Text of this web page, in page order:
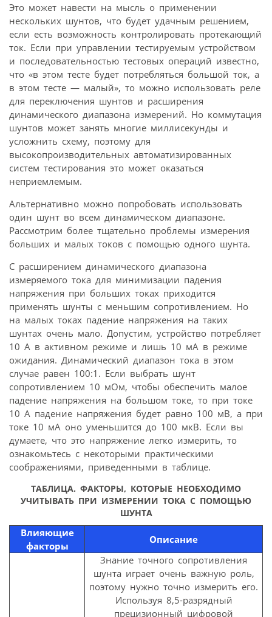
Это может навести на мысль о применении
нескольких шунтов, что будет удачным решением,
если есть возможность контролировать протекающий
ток. Если при управлении тестируемым устройством
и последовательностью тестовых операций известно,
что «в этом тесте будет потребляться большой ток, а
в этом тесте — малый», то можно использовать реле
для переключения шунтов и расширения
динамического диапазона измерений. Но коммутация
шунтов может занять многие миллисекунды и
усложнить схему, поэтому для
высокопроизводительных автоматизированных
систем тестирования это может оказаться
неприемлемым.
Альтернативно можно попробовать использовать
один шунт во всем динамическом диапазоне.
Рассмотрим более тщательно проблемы измерения
больших и малых токов с помощью одного шунта.
С расширением динамического диапазона
измеряемого тока для минимизации падения
напряжения при больших токах приходится
применять шунты с меньшим сопротивлением. Но
на малых токах падение напряжения на таких
шунтах очень мало. Допустим, устройство потребляет
10 А в активном режиме и лишь 10 мА в режиме
ожидания. Динамический диапазон тока в этом
случае равен 100:1. Если выбрать шунт
сопротивлением 10 мОм, чтобы обеспечить малое
падение напряжения на большом токе, то при токе
10 А падение напряжения будет равно 100 мВ, а при
токе 10 мА оно уменьшится до 100 мкВ. Если вы
думаете, что это напряжение легко измерить, то
ознакомьтесь с некоторыми практическими
соображениями, приведенными в таблице.
ТАБЛИЦА. ФАКТОРЫ, КОТОРЫЕ НЕОБХОДИМО
УЧИТЫВАТЬ ПРИ ИЗМЕРЕНИИ ТОКА С ПОМОЩЬЮ
ШУНТА
Влияющие
факторы
Описание
Знание точного сопротивления
шунта играет очень важную роль,
поэтому нужно точно измерить его.
Используя 8,5-разрядный
прецизионный цифровой